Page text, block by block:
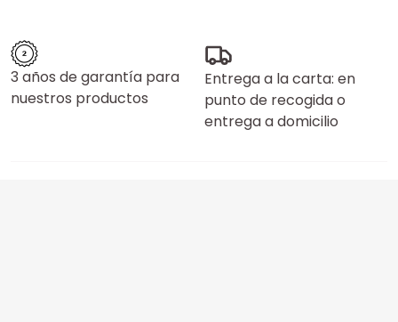
3 años de garantía para
nuestros productos
Entrega a la carta: en
punto de recogida o
entrega a domicilio